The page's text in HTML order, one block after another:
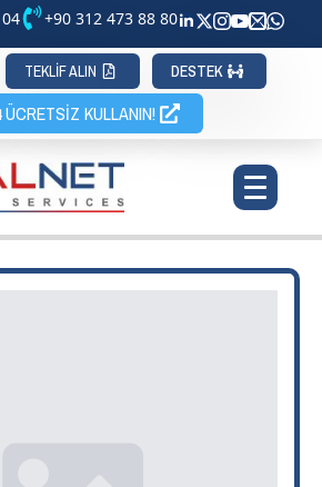
+90 312 473 88 80
TEKLİF ALIN DESTEK
KULLANIN!